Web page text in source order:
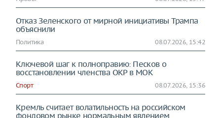
Отказ Зеленского от мирной инициативы Трампа
объяснили
Политика 08.07.2026, 15:42
Ключевой шаг к полноправию: Песков о
восстановлении членства ОКР в МОК
Спорт 08.07.2026, 15:36
Кремль считает волатильность на российском
фондовом рынке нормальным явлением